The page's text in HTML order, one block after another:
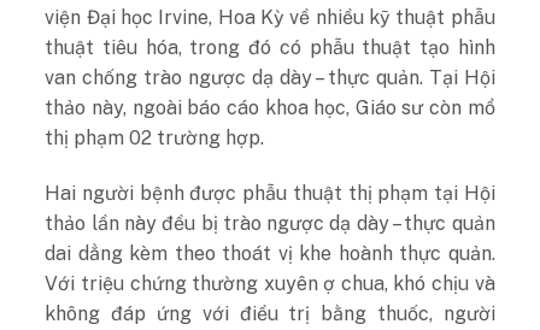
viện Đại học Irvine, Hoa Kỳ về nhiều kỹ thuật phẫu
thuật tiêu hóa, trong đó có phẫu thuật tạo hình
van chống trào ngược dạ dày – thực quản. Tại Hội
thảo này, ngoài báo cáo khoa học, Giáo sư còn mổ
thị phạm 02 trường hợp.
Hai người bệnh được phẫu thuật thị phạm tại Hội
thảo lần này đều bị trào ngược dạ dày – thực quản
dai dẳng kèm theo thoát vị khe hoành thực quản.
Với triệu chứng thường xuyên ợ chua, khó chịu và
không đáp ứng với điều trị bằng thuốc, người